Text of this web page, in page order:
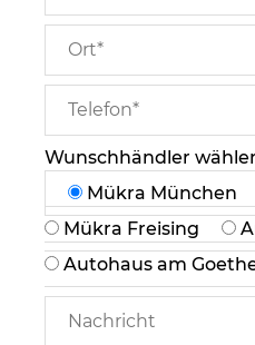
Wunschhändler
Mükra München
Mükra Freising
Autohaus am